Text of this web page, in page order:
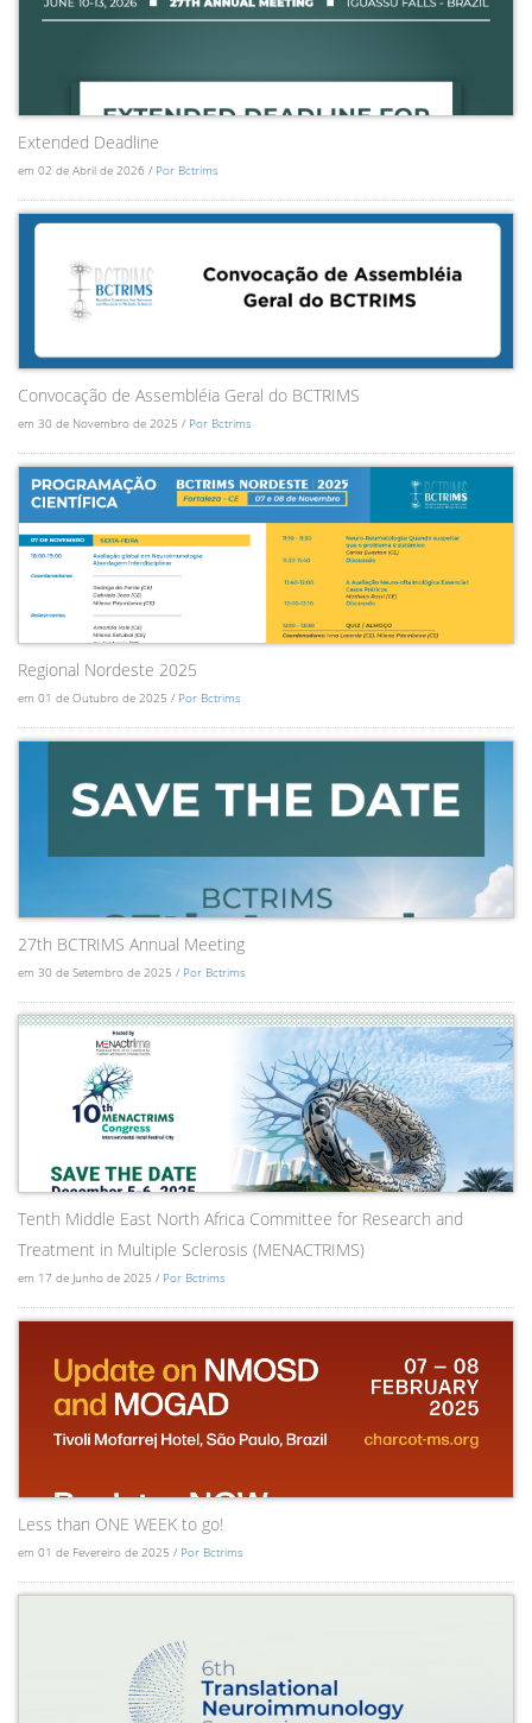
Extended Deadline
em 02 de Abril de 2026 / Por Bctrims
Convocação de Assembléia Geral do BCTRIMS
em 30 de Novembro de 2025 / Por Bctrims
Regional Nordeste 2025
em 01 de Outubro de 2025 / Por Bctrims
27th BCTRIMS Annual Meeting
em 30 de Setembro de 2025 / Por Bctrims
Tenth Middle East North Africa Committee for Research and
Treatment in Multiple Sclerosis (MENACTRIMS)
em 17 de Junho de 2025 / Por Bctrims
Less than ONE WEEK to go!
em 01 de Fevereiro de 2025 / Por Bctrims